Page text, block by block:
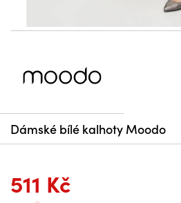
Dámské bílé kalhoty Moodo
511 Kč